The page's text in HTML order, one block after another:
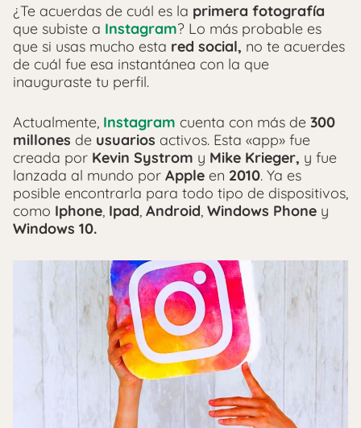
¿Te acuerdas de cuál es la primera fotografía
que subiste a Instagram? Lo más probable es
que si usas mucho esta red social, no te acuerdes
de cuál fue esa instantánea con la que
inauguraste tu perfil.
Actualmente, Instagram cuenta con más de 300
millones de usuarios activos. Esta «app» fue
creada por Kevin Systrom y Mike Krieger, y fue
lanzada al mundo por Apple en 2010. Ya es
posible encontrarla para todo tipo de dispositivos,
como Iphone, Ipad, Android, Windows Phone y
Windows 10.